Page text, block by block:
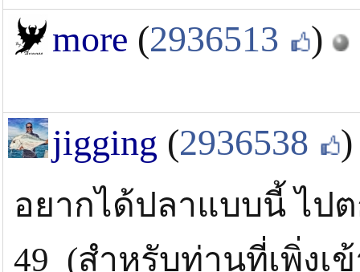
more (2936513 )
jigging (2936538 )
อยากได้ปลาแบบนี้ ไป
49 (สำหรับท่านที่เพิ่งเ